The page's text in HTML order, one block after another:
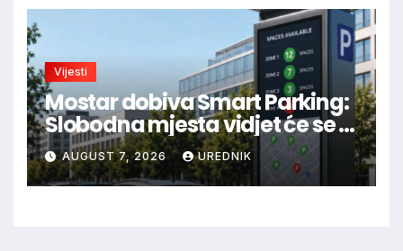
Vijesti
Mostar dobiva Smart Parking:
Slobodna mjesta vidjet će se u
aplikaciji
AUGUST 7, 2026 UREDNIK